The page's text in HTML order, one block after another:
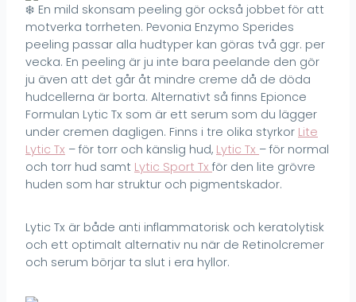
En mild skonsam peeling gör också jobbet för att
motverka torrheten. Pevonia Enzymo Sperides
peeling passar alla hudtyper kan göras två ggr. per
vecka. En peeling är ju inte bara peelande den gör
ju även att det går åt mindre creme då de döda
hudcellerna är borta. Alternativt så finns Epionce
Formulan Lytic Tx som är ett serum som du lägger
under cremen dagligen. Finns i tre olika styrkor Lite
Lytic Tx – för torr och känslig hud, Lytic Tx – för normal
och torr hud samt Lytic Sport Txför den lite grövre
huden som har struktur och pigmentskador.
Lytic Tx är både anti inflammatorisk och keratolytisk
och ett optimalt alternativ nu när de Retinolcremer
och serum börjar ta slut i era hyllor.